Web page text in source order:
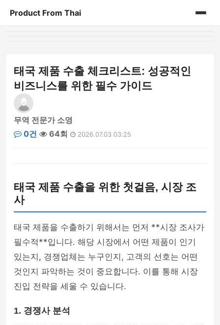
Product From Thai
태국 제품 수출 체크리스트: 성공적인
비즈니스를 위한 필수 가이드
무역 전문가 소영
0건
64회 2026.07.03 03:25
태국 제품 수출을 위한 첫걸음, 시장 조
사
태국 제품을 수출하기 위해서는 먼저 **시장 조사가
필수적**입니다. 해당 시장에서 어떤 제품이 인기
있는지, 경쟁업체는 누구인지, 고객의 선호는 어떤
것인지 파악하는 것이 중요합니다. 이를 통해 시장
진입 전략을 세울 수 있습니다.
1. 경쟁사 분석